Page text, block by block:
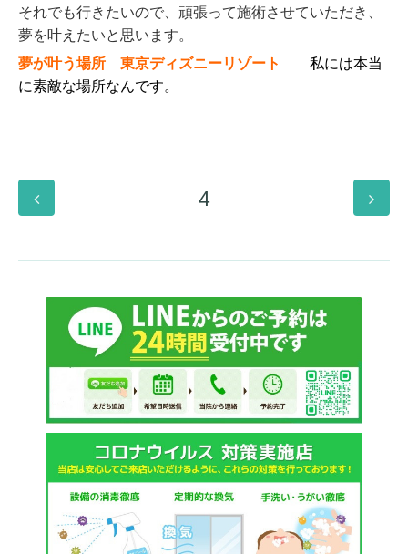
それでも行きたいので、頑張って施術させていただき、
夢を叶えたいと思います。
夢が叶う場所 東京ディズニーリゾート
私には本当
に素敵な場所なんです。
4